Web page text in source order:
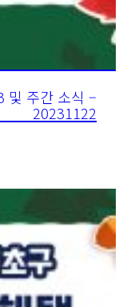
및 주간 소식 –
20231122